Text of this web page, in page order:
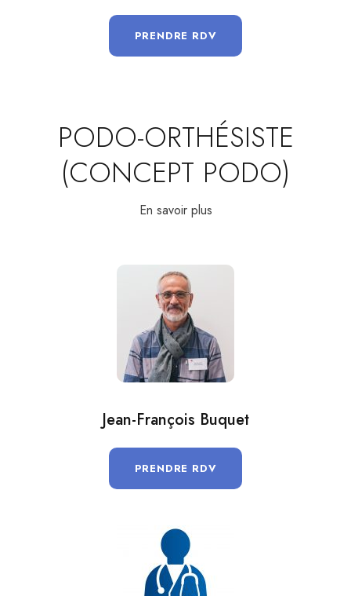
PRENDRE RDV
PODO-ORTHÉSISTE
(CONCEPT PODO)
En savoir plus
Jean-François Buquet
PRENDRE RDV